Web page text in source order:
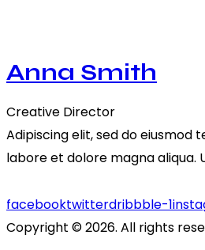
Anna Smith
Creative Director
Adipiscing elit, sed do eiusmod
labore et dolore magna aliqua.
facebooktwitterdribbble-1
Copyright © 2026. All rights